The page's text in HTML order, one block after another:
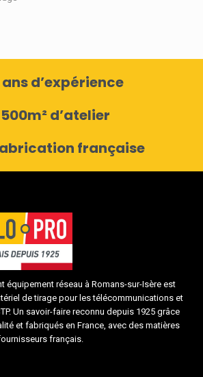
ans d’expérience
d’atelier
française
équipement réseau à Romans-sur-Isère est
de tirage pour les télécommunications et
Un savoir-faire reconnu depuis 1925 grâce
et fabriqués en France, avec des matières
français.